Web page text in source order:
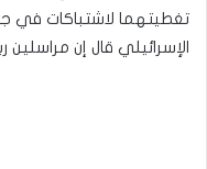
تغطيتهما لاشتباكات في
الإسرائيلي قال إن مراسلين